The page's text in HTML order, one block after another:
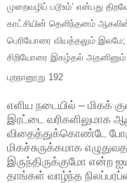
முறைவழிப் படூஉம்’ என்பது
காட்சியின் தெளிந்தனம்
பெரியோரை வியத்தலும் இலமே;
சிறியோரை இகழ்தல் அதனினும்
புறநானூறு 192
எளிய நடையில் – மிகக்
இரட்டை
விதைத்துக்கொண்டே
மிகச்சுருக்கமாக
இருந்திருக்குமோ என்ற
தாங்கள் வாழ்ந்த